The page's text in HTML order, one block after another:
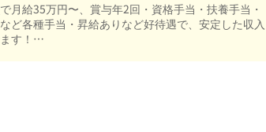
月給35万円〜、賞与年2回・資格手当・扶養手当・
ど各種手当・昇給ありなど好待遇で、安定した収入
す！